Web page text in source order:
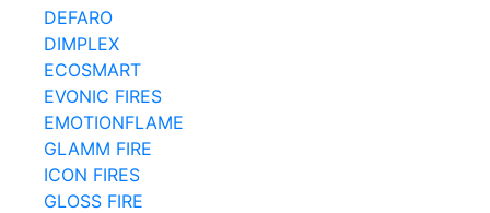
DEFARO
DIMPLEX
ECOSMART
EVONIC FIRES
EMOTIONFLAME
GLAMM FIRE
ICON FIRES
GLOSS FIRE